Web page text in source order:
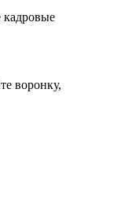
кадровые
воронку,